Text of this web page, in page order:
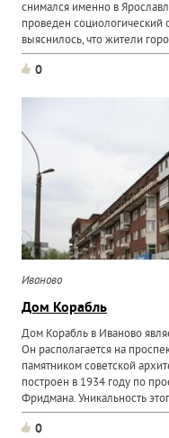
снимался именно в
проведен социологический
выяснилось, что жители
0
Иваново
Дом Корабль
Дом Корабль в Иваново
Он располагается на
памятником советской
построен в 1934 году по
Фридмана. Уникальность
0